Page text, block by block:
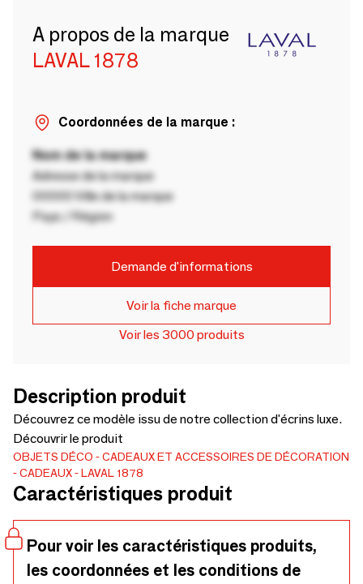
A propos de la marque
LAVAL 1878
Coordonnées de la marque :
Nom de la marque
Adresse de la marque
00000 Ville de la marque
Pays / Région
Demande d'informations
Voir la fiche marque
Voir les 3000 produits
Description produit
Découvrez ce modèle issu de notre collection d'écrins luxe.
Découvrir le produit
OBJETS DÉCO
CADEAUX ET ACCESSOIRES DE DÉCORATION
CADEAUX
LAVAL 1878
Caractéristiques produit
Pour voir les caractéristiques produits,
les coordonnées et les conditions de